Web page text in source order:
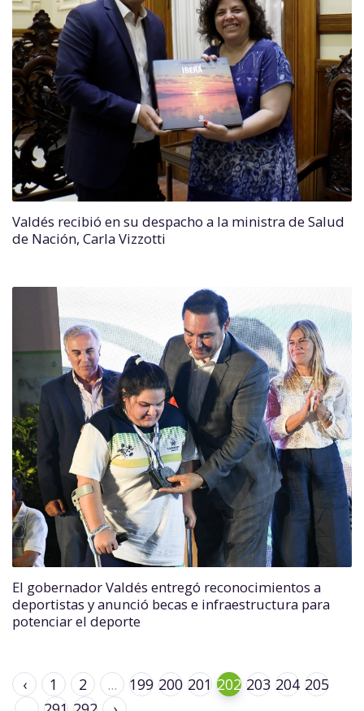
Valdés recibió en su despacho a la ministra de Salud
de Nación, Carla Vizzotti
El gobernador Valdés entregó reconocimientos a
deportistas y anunció becas e infraestructura para
potenciar el deporte
‹ 1 2 ... 199 200 201 202 203 204 205